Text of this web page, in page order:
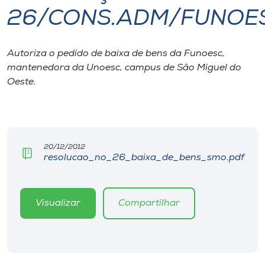
I.nova
Diplomados
Editora
26/CONS.ADM/
Autoriza o pedido de baixa de bens da Funoesc,
mantenedora da Unoesc, campus de São Miguel do
Oeste.
20/12/2012
resolucao_no_26_baixa_de_bens_smo.pdf
Visualizar Compartilhar